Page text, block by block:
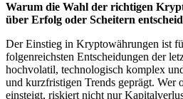
Warum die Wahl der richtigen
über Erfolg oder Scheitern
Der Einstieg in Kryptowährungen ist
folgenreichsten Entscheidungen der
hochvolatil, technologisch komplex
und kurzfristigen Trends geprägt. Wer
einsteigt, riskiert nicht nur